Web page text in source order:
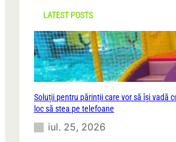
LATEST POSTS
Soluții pentru părinții care vor să își vadă
loc să stea pe telefoane
iul. 25, 2026